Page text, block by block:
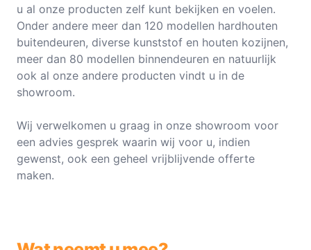
u al onze producten zelf kunt bekijken en voelen.
Onder andere meer dan 120 modellen hardhouten
buitendeuren, diverse kunststof en houten kozijnen,
meer dan 80 modellen binnendeuren en natuurlijk
ook al onze andere producten vindt u in de
showroom.
Wij verwelkomen u graag in onze showroom voor
een advies gesprek waarin wij voor u, indien
gewenst, ook een geheel vrijblijvende offerte
maken.